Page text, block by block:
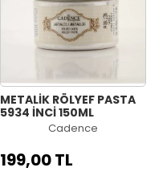
METALİK RÖLYEF PASTA
5934 İNCİ 150ML
Cadence
199,00 TL